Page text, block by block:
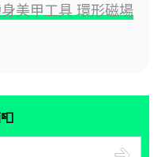
美甲工具 環形磁場
📮